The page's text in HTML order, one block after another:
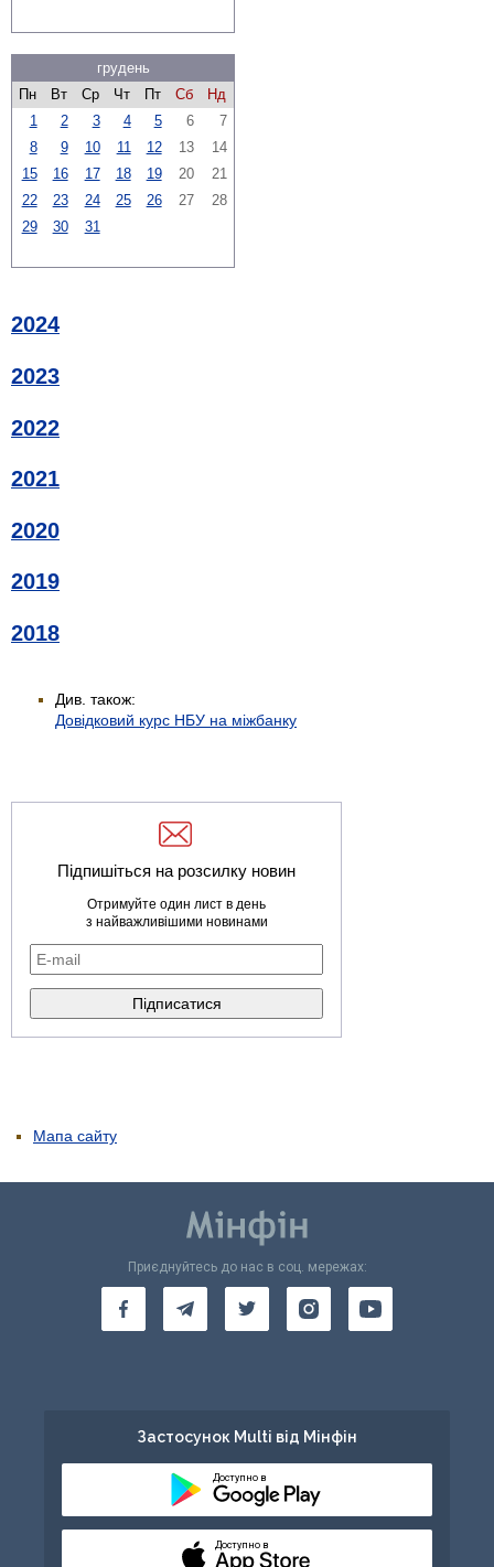
грудень
Пн
Вт Ср Чт Пт Сб
Нд
1
2 3 4 5 6
7
8
9 10 11 12 13
14
15
16 17 18 19 20
21
22
23 24 25 26 27
28
29
30 31
2024
2023
2022
2021
2020
2019
2018
Див. також:
Довідковий курс НБУ на міжбанку
Підпишіться на розсилку новин
Отримуйте один лист в день
з найважливішими новинами
Мапа сайту
Приєднуйтесь до нас в соц. мережах:
Застосунок Multi від Мінфін
Доступно в
Доступно в